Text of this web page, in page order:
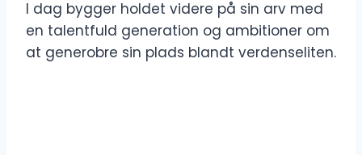
I dag bygger holdet videre på sin arv med
en talentfuld generation og ambitioner om
at generobre sin plads blandt verdenseliten.